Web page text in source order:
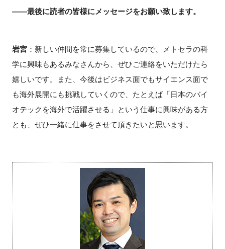
――最後に読者の皆様にメッセージをお願い致します。
岩宮：新しい仲間を常に募集しているので、メトセラの科
学に興味もあるみなさんから、ぜひご連絡をいただけたら
嬉しいです。また、今後はビジネス面でもサイエンス面で
も海外展開にも挑戦していくので、たとえば「日本のバイ
オテックを海外で活躍させる」という仕事に興味がある方
とも、ぜひ一緒に仕事をさせて頂きたいと思います。